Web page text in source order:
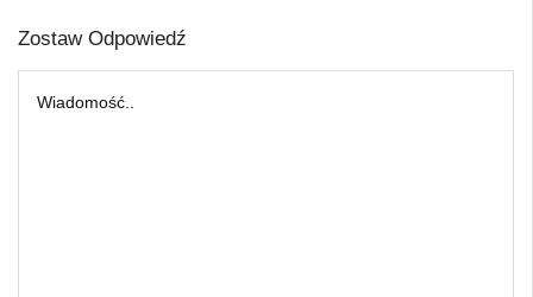
Zostaw Odpowiedź